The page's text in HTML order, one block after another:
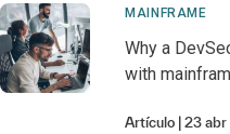
MAINFRAME
Why a
with
Artículo 23